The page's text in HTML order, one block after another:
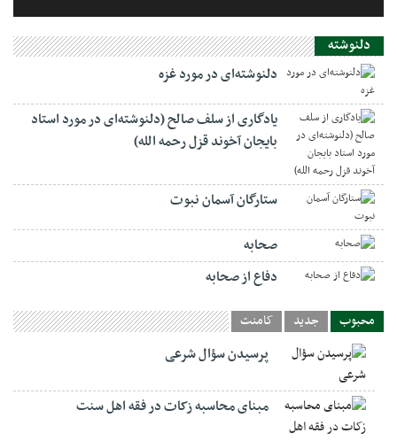
دلنوشته
دلنوشته‌ای در مورد غزه
یادگاری از سلف صالح (دلنوشته‌ای در مورد استاد
بایجان آخوند قزل رحمه الله)
ستارگان آسمان نبوت
صحابه
دفاع از صحابه
محبوب جدید کامنت
پرسیدن سؤال شرعی
مبنای محاسبه زکات در فقه اهل سنت